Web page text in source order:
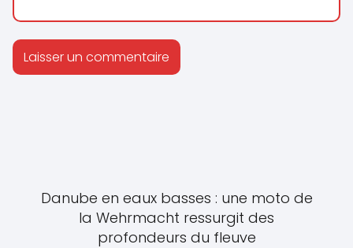
Danube en eaux basses : une moto de
la Wehrmacht ressurgit des
profondeurs du fleuve